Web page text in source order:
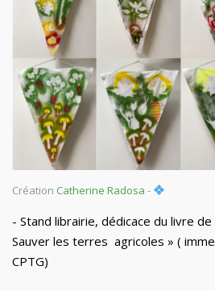
Création Catherine Radosa -
- Stand librairie, dédicace du livre
Sauver les terres agricoles » (
CPTG)